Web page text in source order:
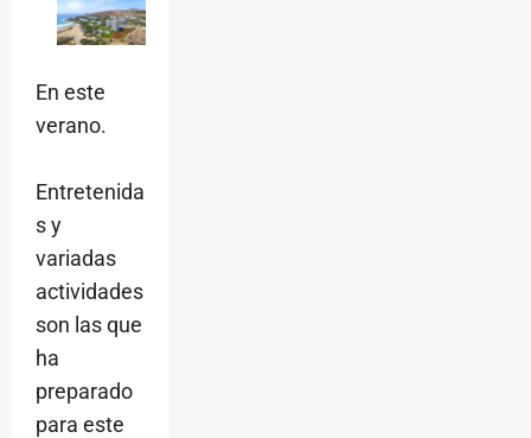
En este
verano.
Entretenida
s y
variadas
actividades
son las que
ha
preparado
para este